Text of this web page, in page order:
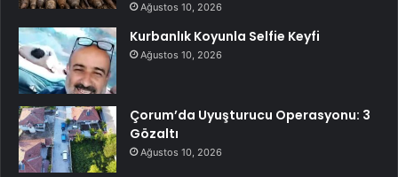
Ağustos 10, 2026
Kurbanlık Koyunla Selfie Keyfi
Ağustos 10, 2026
Çorum’da Uyuşturucu Operasyonu: 3
Gözaltı
Ağustos 10, 2026